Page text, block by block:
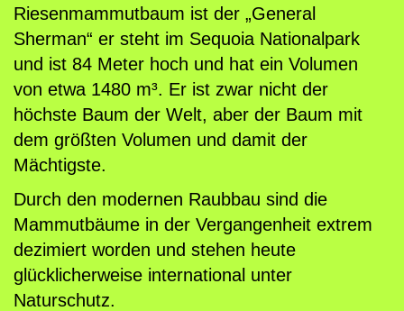
g
e
Riesenmammutbaum ist der „General
Sherman“ er steht im Sequoia Nationalpark
und ist 84 Meter hoch und hat ein Volumen
von etwa 1480 m³. Er ist zwar nicht der
höchste Baum der Welt, aber der Baum mit
dem größten Volumen und damit der
Mächtigste.
Durch den modernen Raubbau sind die
Mammutbäume in der Vergangenheit extrem
dezimiert worden und stehen heute
glücklicherweise international unter
Naturschutz.